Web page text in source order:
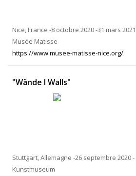
Nice, France -8 octobre 2020 -31 mars 2021
Musée Matisse
https://www.musee-matisse-nice.org/
"Wände I Walls"
Stuttgart, Allemagne -26 septembre 2020 -
Kunstmuseum